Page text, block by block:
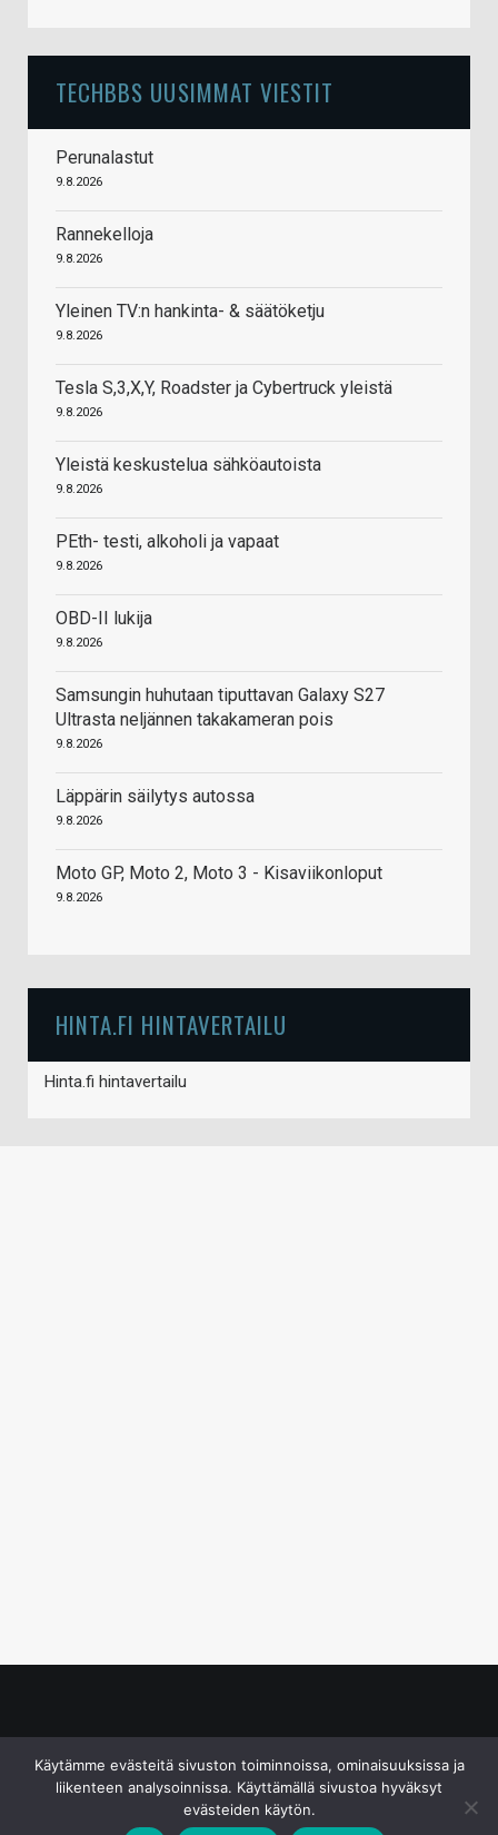
TECHBBS UUSIMMAT VIESTIT
Perunalastut
9.8.2026
Rannekelloja
9.8.2026
Yleinen TV:n hankinta- & säätöketju
9.8.2026
Tesla S,3,X,Y, Roadster ja Cybertruck yleistä
9.8.2026
Yleistä keskustelua sähköautoista
9.8.2026
PEth- testi, alkoholi ja vapaat
9.8.2026
OBD-II lukija
9.8.2026
Samsungin huhutaan tiputtavan Galaxy S27
Ultrasta neljännen takakameran pois
9.8.2026
Läppärin säilytys autossa
9.8.2026
Moto GP, Moto 2, Moto 3 - Kisaviikonloput
9.8.2026
HINTA.FI HINTAVERTAILU
Hinta.fi hintavertailu
Käytämme evästeitä sivuston toiminnoissa, ominaisuuksissa ja
liikenteen analysoinnissa. Käyttämällä sivustoa hyväksyt
evästeiden käytön.